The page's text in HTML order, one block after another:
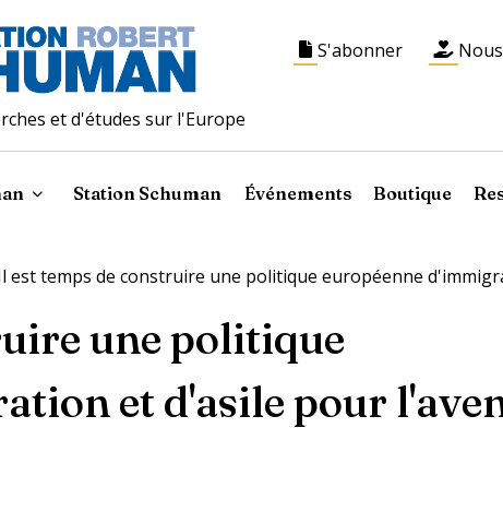
et d'études sur l'Europe
S'abonner
Station Schuman Événements Boutique
est temps de construire une politique européenne
une politique
et d'asile pour